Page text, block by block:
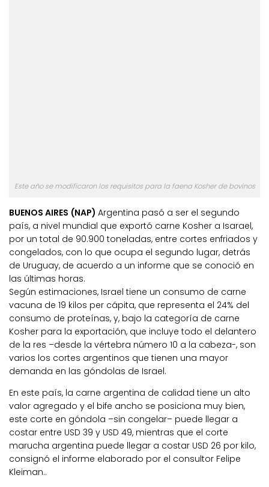
Este año se modificaron los requisitos para la faena Kosher de bovinos
BUENOS AIRES (NAP) Argentina pasó a ser el segundo
país, a nivel mundial que exportó carne Kosher a Isarael,
por un total de 90.900 toneladas, entre cortes enfriados y
congelados, con lo que ocupa el segundo lugar, detrás
de Uruguay, de acuerdo a un informe que se conoció en
las últimas horas.
Según estimaciones, Israel tiene un consumo de carne
vacuna de 19 kilos per cápita, que representa el 24% del
consumo de proteínas, y, bajo la categoría de carne
Kosher para la exportación, que incluye todo el delantero
de la res –desde la vértebra número 10 a la cabeza-, son
varios los cortes argentinos que tienen una mayor
demanda en las góndolas de Israel.
En este país, la carne argentina de calidad tiene un alto
valor agregado y el bife ancho se posiciona muy bien,
este corte en góndola –sin congelar– puede llegar a
costar entre USD 39 y USD 49, mientras que el corte
marucha argentina puede llegar a costar USD 26 por kilo,
consignó el informe elaborado por el consultor Felipe
Kleiman..